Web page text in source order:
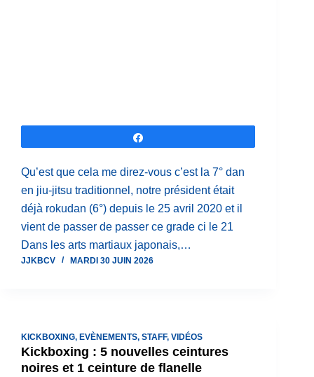
Qu’est que cela me direz-vous c’est la 7° dan
en jiu-jitsu traditionnel, notre président était
déjà rokudan (6°) depuis le 25 avril 2020 et il
vient de passer de passer ce grade ci le 21
Dans les arts martiaux japonais,…
JJKBCV MARDI 30 JUIN 2026
KICKBOXING, EVÈNEMENTS, STAFF, VIDÉOS
Kickboxing : 5 nouvelles ceintures
noires et 1 ceinture de flanelle